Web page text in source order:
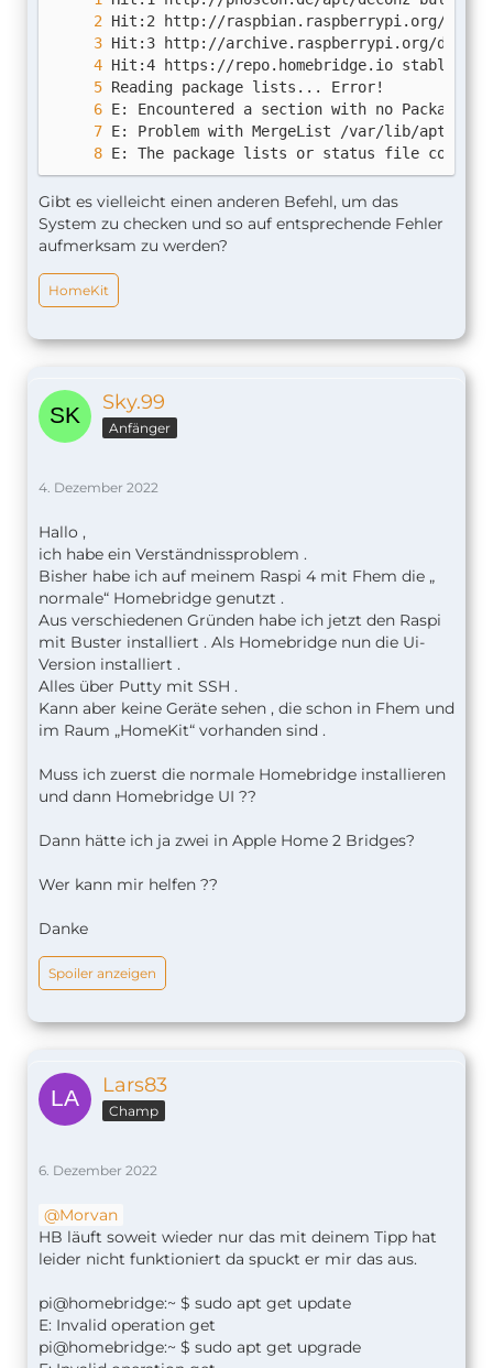
E: The package lists or status file could
Gibt es vielleicht einen anderen Befehl, um das
System zu checken und so auf entsprechende Fehler
aufmerksam zu werden?
HomeKit
Sky.99
Anfänger
4. Dezember 2022
Hallo ,
ich habe ein Verständnissproblem .
Bisher habe ich auf meinem Raspi 4 mit Fhem die „
normale“ Homebridge genutzt .
Aus verschiedenen Gründen habe ich jetzt den Raspi
mit Buster installiert . Als Homebridge nun die Ui-
Version installiert .
Alles über Putty mit SSH .
Kann aber keine Geräte sehen , die schon in Fhem und
im Raum „HomeKit“ vorhanden sind .
Muss ich zuerst die normale Homebridge installieren
und dann Homebridge UI ??
Dann hätte ich ja zwei in Apple Home 2 Bridges?
Wer kann mir helfen ??
Danke
Spoiler anzeigen
Lars83
Champ
6. Dezember 2022
Morvan
HB läuft soweit wieder nur das mit deinem Tipp hat
leider nicht funktioniert da spuckt er mir das aus.
pi@homebridge:~ $ sudo apt get update
E: Invalid operation get
pi@homebridge:~ $ sudo apt get upgrade